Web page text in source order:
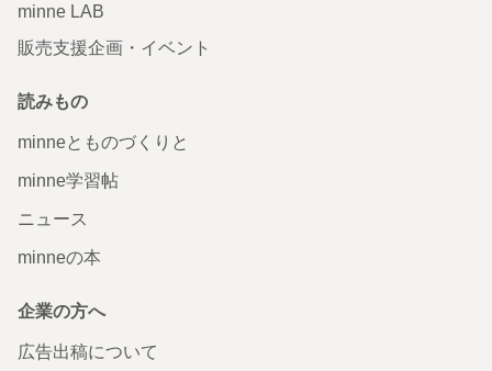
minne LAB
販売支援企画・イベント
読みもの
minneとものづくりと
minne学習帖
ニュース
minneの本
企業の方へ
広告出稿について